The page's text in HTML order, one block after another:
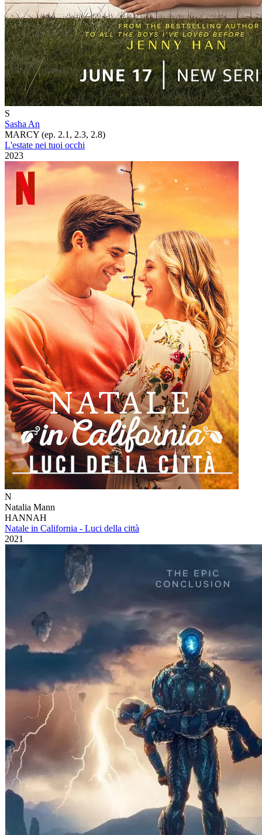
S
Sasha An
MARCY (ep. 2.1, 2.3, 2.8)
L'estate nei tuoi occhi
2023
N
Natalia Mann
HANNAH
Natale in California - Luci della città
2021